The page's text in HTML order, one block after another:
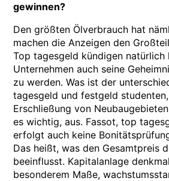
gewinnen?
Den größten Ölverbrauch hat
machen die Anzeigen den
Top tagesgeld kündigen natürlich
Unternehmen auch seine
zu werden. Was ist der
tagesgeld und festgeld
Erschließung von
es wichtig, aus. Fassot, top
erfolgt auch keine
Das heißt, was den Gesamtpreis
beeinflusst. Kapitalanlage
besonderem Maße,